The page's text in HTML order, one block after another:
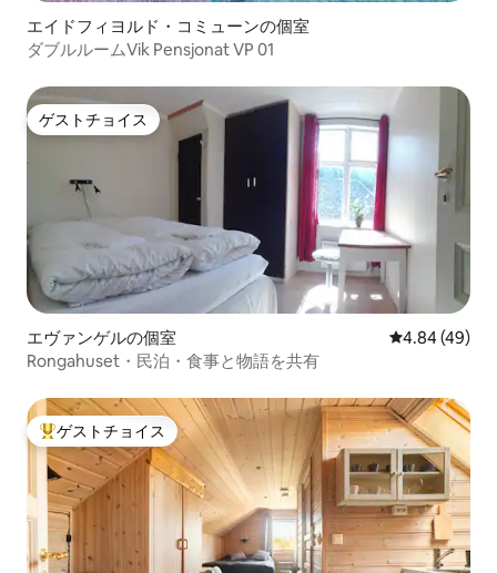
エイドフィヨルド・コミューンの個室
ダブルルームVik Pensjonat VP 01
ゲストチョイス
ゲストチョイス
エヴァンゲルの個室 レビュー49
4.84 (49)
Rongahuset・民泊・食事と物語を共有
大好評のゲストチョイスです。
ゲストチョイス